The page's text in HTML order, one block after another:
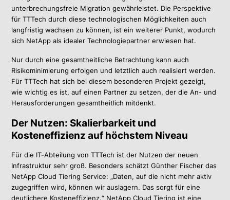
unterbrechungsfreie Migration gewährleistet. Die Perspektive
für TTTech durch diese technologischen Möglichkeiten auch
langfristig wachsen zu können, ist ein weiterer Punkt, wodurch
sich NetApp als idealer Technologiepartner erwiesen hat.
Nur durch eine gesamtheitliche Betrachtung kann auch
Risikominimierung erfolgen und letztlich auch realisiert werden.
Für TTTech hat sich bei diesem besonderen Projekt gezeigt,
wie wichtig es ist, auf einen Partner zu setzen, der die An- und
Herausforderungen gesamtheitlich mitdenkt.
Der Nutzen: Skalierbarkeit und
Kosteneffizienz auf höchstem Niveau
Für die IT-Abteilung von TTTech ist der Nutzen der neuen
Infrastruktur sehr groß. Besonders schätzt Günther Fischer das
NetApp Cloud Tiering Service: „Daten, auf die nicht mehr aktiv
zugegriffen wird, können wir auslagern. Das sorgt für eine
deutlichere Kosteneffizienz.“ NetApp Cloud Tiering ist eine